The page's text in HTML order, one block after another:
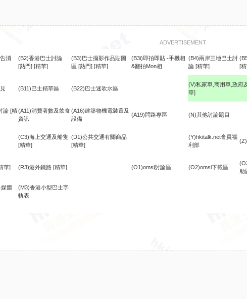
ADVERTISEMENT
消
(B2)香港巴士討論
[熱門] [精華]
(B3)巴士攝影作品貼圖
區 [熱門] [精華]
(B3i)即拍即貼 -手機相
&翻拍Mon相
(B4)兩岸三地巴士討
論 [精華]
[
(B11)巴士精華區 (B22)巴士迷吹水區
(V)私家車,商用車,政府
華]
論 [精(A11)消費著數及飲食
資訊
(A16)建築物機電裝置及
設備
(A19)問路專區 (N)其他討論題目
(C3)海上交通及船隻
[精華]
(D1)公共交通有關商品
[精華]
(Y)hkitalk.net會員福
利部
華] (R3)港外鐵路 [精華] (O1)omsi討論區 (O2)omsi下載區
助
體
(M3)香港小型巴士字
軌表